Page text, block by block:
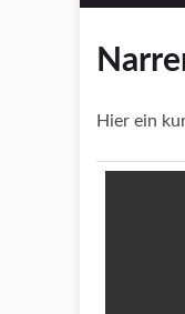
Hier ein